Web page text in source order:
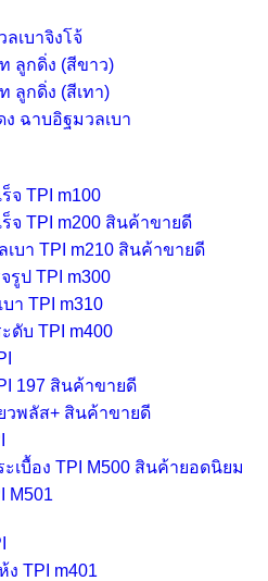
เบาจิงโจ้
ลูกดิ่ง (สีขาว)
ลูกดิ่ง (สีเทา)
ฉาบอิฐมวลเบา
จ TPI m100
จ TPI m200 สินค้าขายดี
บา TPI m210 สินค้าขายดี
รูป TPI m300
า TPI m310
ดับ TPI m400
197 สินค้าขายดี
วพลัส+ สินค้าขายดี
เบื้อง TPI M500 สินค้ายอดนิยม
M501
TPI m401